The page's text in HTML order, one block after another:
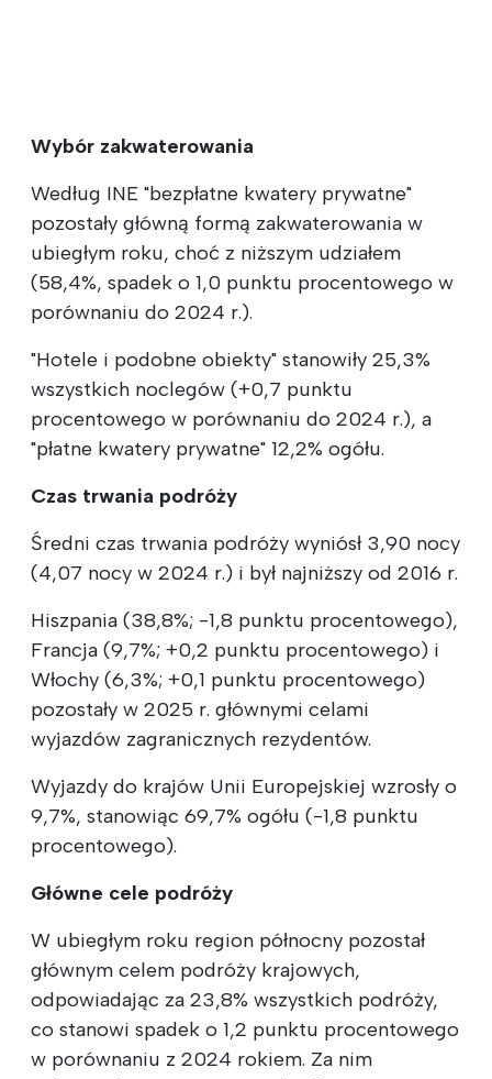
Wybór zakwaterowania
Według INE "bezpłatne kwatery prywatne"
pozostały główną formą zakwaterowania w
ubiegłym roku, choć z niższym udziałem
(58,4%, spadek o 1,0 punktu procentowego w
porównaniu do 2024 r.).
"Hotele i podobne obiekty" stanowiły 25,3%
wszystkich noclegów (+0,7 punktu
procentowego w porównaniu do 2024 r.), a
"płatne kwatery prywatne" 12,2% ogółu.
Czas trwania podróży
Średni czas trwania podróży wyniósł 3,90 nocy
(4,07 nocy w 2024 r.) i był najniższy od 2016 r.
Hiszpania (38,8%; -1,8 punktu procentowego),
Francja (9,7%; +0,2 punktu procentowego) i
Włochy (6,3%; +0,1 punktu procentowego)
pozostały w 2025 r. głównymi celami
wyjazdów zagranicznych rezydentów.
Wyjazdy do krajów Unii Europejskiej wzrosły o
9,7%, stanowiąc 69,7% ogółu (-1,8 punktu
procentowego).
Główne cele podróży
W ubiegłym roku region północny pozostał
głównym celem podróży krajowych,
odpowiadając za 23,8% wszystkich podróży,
co stanowi spadek o 1,2 punktu procentowego
w porównaniu z 2024 rokiem. Za nim